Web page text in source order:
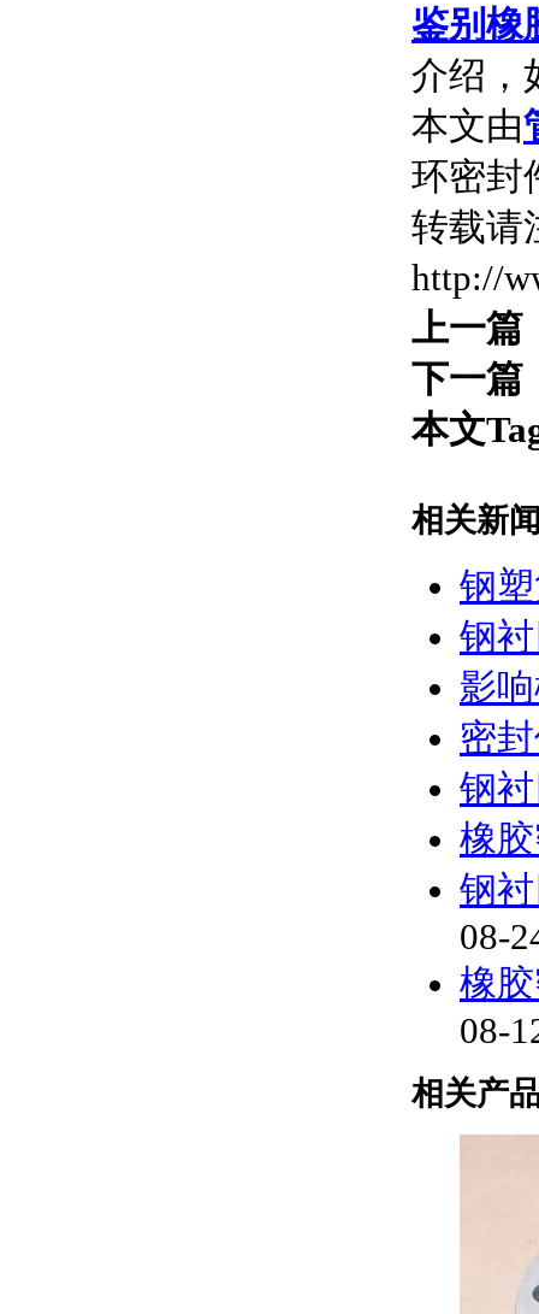
鉴别橡
介绍，
本文由
环密封
转载请
http://
上一篇
下一篇
本文
相关新
钢
钢
影
密
钢
橡
钢
08-
橡
08-
相关产